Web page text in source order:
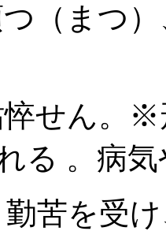
（まつ）
せん。
る 。病
苦を受